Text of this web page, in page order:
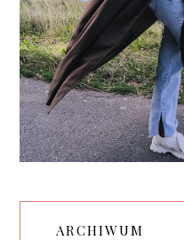
ARCHIWUM